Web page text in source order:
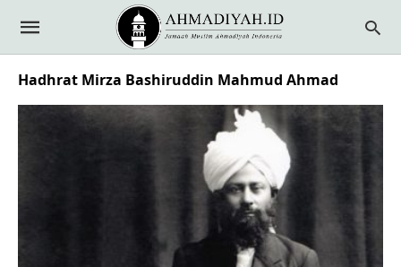
Hadhrat Mirza Bashiruddin Mahmud Ahmad